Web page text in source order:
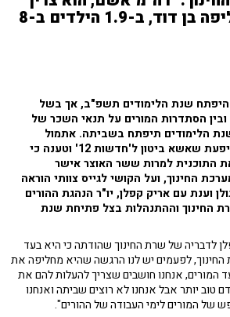
לומר לליברמן וליפה בן דוד, ב-1.9 הילדים ב-8
שנת הלימודים תשפ"ב, אך בשל
הסתדרות המורים על תנאי השכר של
הלימודים תיפתח בשביתה. אתמול
התראיינה שרת החינוך יפעת שאשא ביטון ל'חדשות 12' וטענה כי
התוכנית למרות ששר האוצר אישר
החינוך, ועל הקושי לגייס צוותי הוראה
וענת עם אריק קפלן, יו"ר הנהגת ההורים
החינוך וההתנהלות בצל פתיחת שנת
לדבריה של שרת החינוך שהודתה כי היא בעד
החינוך, לפעמים יש לנו הרגשה שהיא מחליפה את
המורים, אנחנו חושבים שצריך להעלות להם את
טוב יותר אבל אנחנו לא רוצים שביתה ואנחנו
של המורים לימי העבודה של ההורים".